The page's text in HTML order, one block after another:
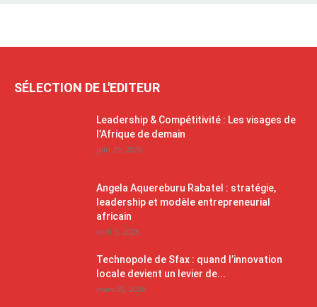
SÉLECTION DE L'EDITEUR
Leadership & Compétitivité : Les visages de
l’Afrique de demain
juin 29, 2026
Angela Aquereburu Rabatel : stratégie,
leadership et modèle entrepreneurial
africain
avril 3, 2026
Technopole de Sfax : quand l’innovation
locale devient un levier de...
mars 30, 2026